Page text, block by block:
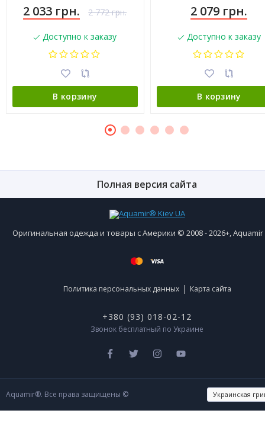
2 033 грн. 2 772 грн.
Доступно к заказу
В корзину
2 079 грн.
Доступно к заказу
В корзину
Полная версия сайта
Оригинальная одежда и товары с Америки © 2008 - 2026+,
Политика персональных данных | Карта сайта
+380 (93) 018-02-12
Звонок бесплатный по Украине
Aquamir®. Все права защищены ©